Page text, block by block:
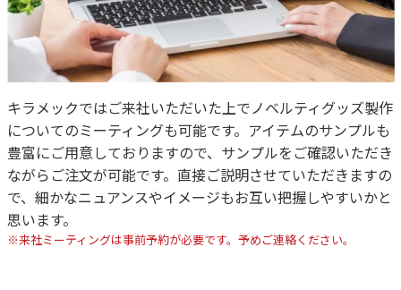
キラメックではご来社いただいた上でノベルティグッズ製作
についてのミーティングも可能です。アイテムのサンプルも
豊富にご用意しておりますので、サンプルをご確認いただき
ながらご注文が可能です。直接ご説明させていただきますの
で、細かなニュアンスやイメージもお互い把握しやすいかと
思います。
※来社ミーティングは事前予約が必要です。予めご連絡ください。